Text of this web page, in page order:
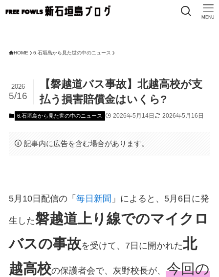
MENU
HOME 6.石垣島から見た世の中のニュース
【磐越道バス事故】北越高校が支
払う損害賠償金はいくら?
2026
5/16
6.石垣島から見た世の中のニュース 2026年5月14日 2026年5月16日
記事内に広告を含む場合があります。
5月10日配信の「 毎日新聞 」によると、5月6日に発
生した磐越道上り線でのマイクロ
バスの事故を受けて、7日に開かれた北
越高校の保護者会で、灰野校長が、 今回の